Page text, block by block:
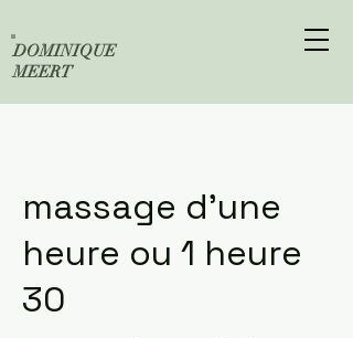
DOMINIQUE
MEERT
massage d'une
heure ou 1 heure
30